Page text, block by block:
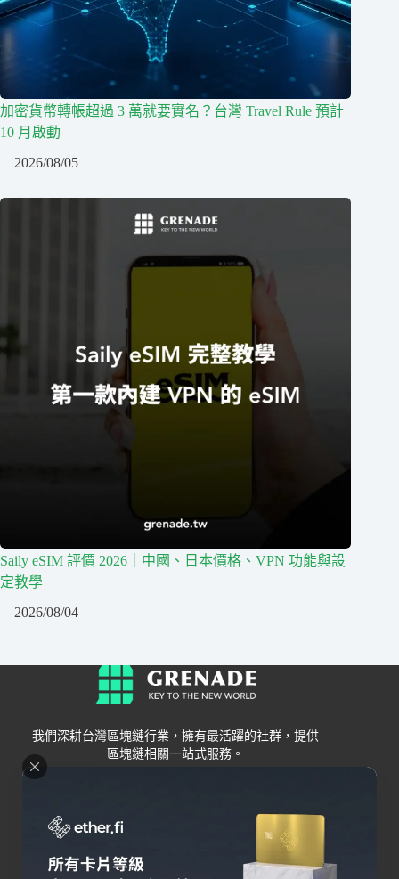
加密貨幣轉帳超過 3 萬就要實名？台灣 Travel Rule 預計
10 月啟動
2026/08/05
Saily eSIM 評價 2026｜中國、日本價格、VPN 功能與設
定教學
2026/08/04
我們深耕台灣區塊鏈行業，擁有最活躍的社群，提供
區塊鏈相關一站式服務。
Grenade
關於我們
聯絡我們
交易所
Bybit